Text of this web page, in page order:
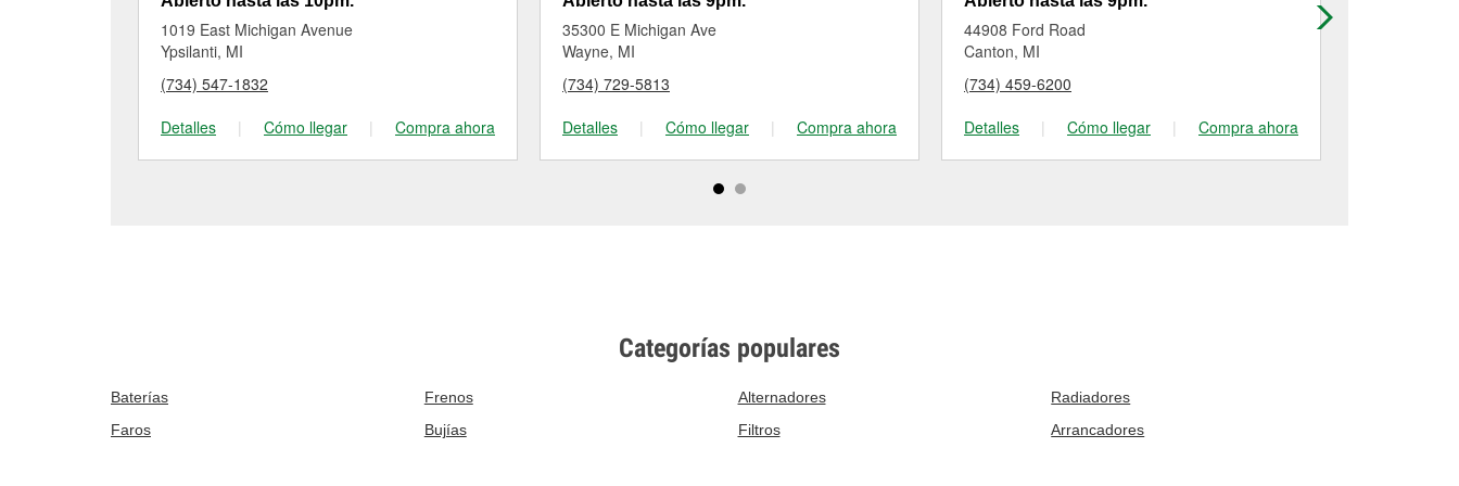
1019 East Michigan Avenue
Ypsilanti, MI
(734) 547-1832
Detalles
| Cómo llegar | Compra ahora
35300 E Michigan Ave
Wayne, MI
(734) 729-5813
Detalles
| Cómo llegar | Compra ahora
44908 Ford Road
Canton, MI
(734) 459-6200
Detalles
| Cómo llegar | Compra ahora
Categorías populares
Baterías Frenos Alternadores
Radiadores
Faros
Bujías Filtros Arrancadores